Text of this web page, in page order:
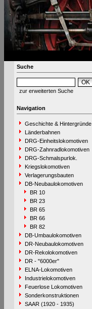
Suche
zur erweiterten Suche
Navigation
Geschichte & Hintergründe
Länderbahnen
DRG-Einheitslokomotiven
DRG-Zahnradlokomotiven
DRG-Schmalspurlok.
Kriegslokomotiven
Verlagerungsbauten
DB-Neubaulokomotiven
BR 10
BR 23
BR 65
BR 66
BR 82
DB-Umbaulokomotiven
DR-Neubaulokomotiven
DR-Rekolokomotiven
DR - "6000er"
ELNA-Lokomotiven
Industrielokomotiven
Feuerlose Lokomotiven
Sonderkonstruktionen
SAAR (1920 - 1935)